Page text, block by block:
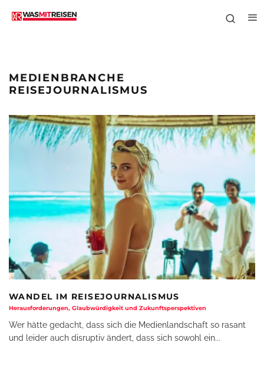
MEDIENBRANCHE
REISEJOURNALISMUS
WANDEL IM REISEJOURNALISMUS
Herausforderungen, Glaubwürdigkeit und Zukunftsperspektiven
Wer hätte gedacht, dass sich die Medienlandschaft so rasant
und leider auch disruptiv ändert, dass sich sowohl ein...